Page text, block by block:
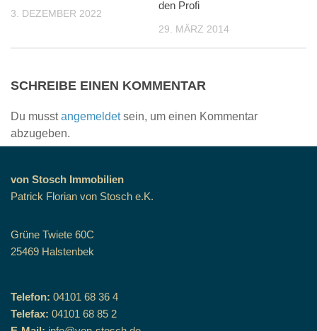
3. DEZEMBER 2022
den Profi
29. MÄRZ 2014
SCHREIBE EINEN KOMMENTAR
Du musstangemeldetsein, um einen Kommentar
abzugeben.
von Stosch Immobilien
Patrick Florian von Stosch e.K.
Grüne Twiete 60C
25469 Halstenbek
Telefon: 04101 68 36 4
Telefax: 04101 68 85 2